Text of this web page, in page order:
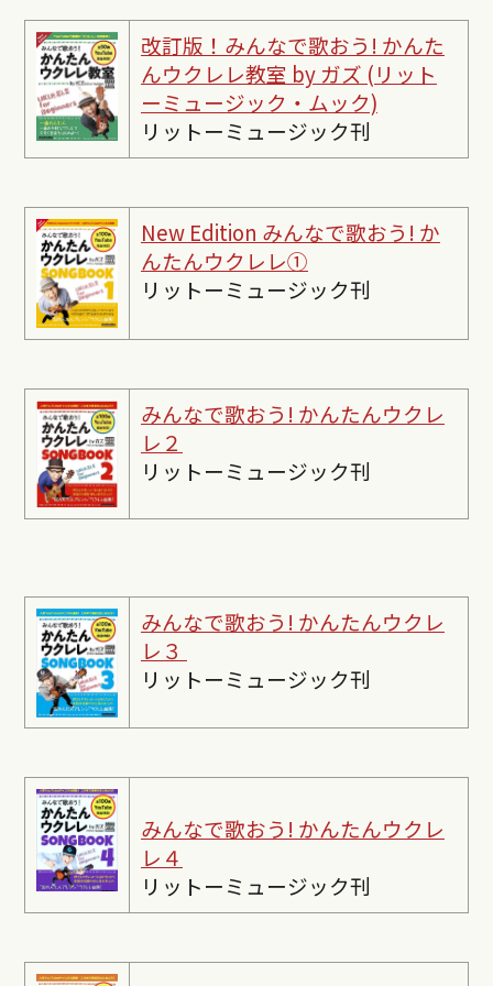
改訂版！みんなで歌おう! かんた
んウクレレ教室 by ガズ (リット
ーミュージック・ムック)
リットーミュージック刊
New Edition みんなで歌おう! か
んたんウクレレ①
リットーミュージック刊
みんなで歌おう! かんたんウクレ
レ２
リットーミュージック刊
みんなで歌おう! かんたんウクレ
レ３
リットーミュージック刊
みんなで歌おう! かんたんウクレ
レ４
リットーミュージック刊